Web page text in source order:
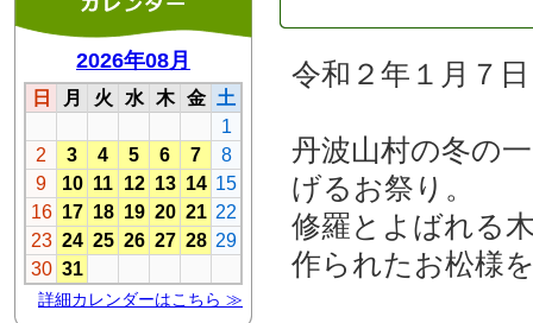
令和２年１月７
丹波山村の冬の
げるお祭り。
修羅とよばれる
作られたお松様